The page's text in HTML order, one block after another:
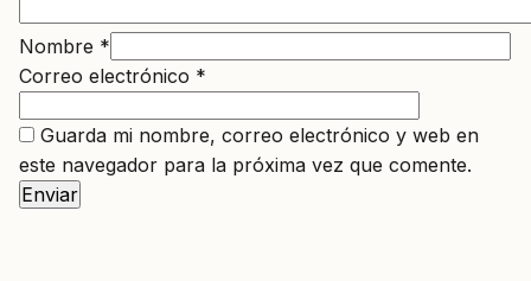
Nombre *
Correo electrónico *
Guarda mi nombre, correo electrónico y web en
este navegador para la próxima vez que comente.